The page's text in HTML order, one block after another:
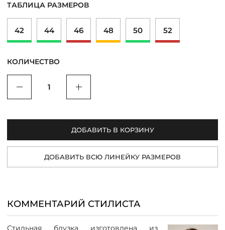
ТАБЛИЦА РАЗМЕРОВ
ТАБЛИЦА РАЗМЕРОВ
42 44 46 48 50 52
КОЛИЧЕСТВО
Уменьшить Увеличить
ДОБАВИТЬ В КОРЗИНУ
ДОБАВИТЬ ВСЮ ЛИНЕЙКУ РАЗМЕРОВ
КОММЕНТАРИЙ СТИЛИСТА
Стильная блузка изготовлена из